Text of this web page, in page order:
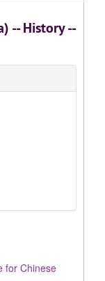
-- History --
for Chinese